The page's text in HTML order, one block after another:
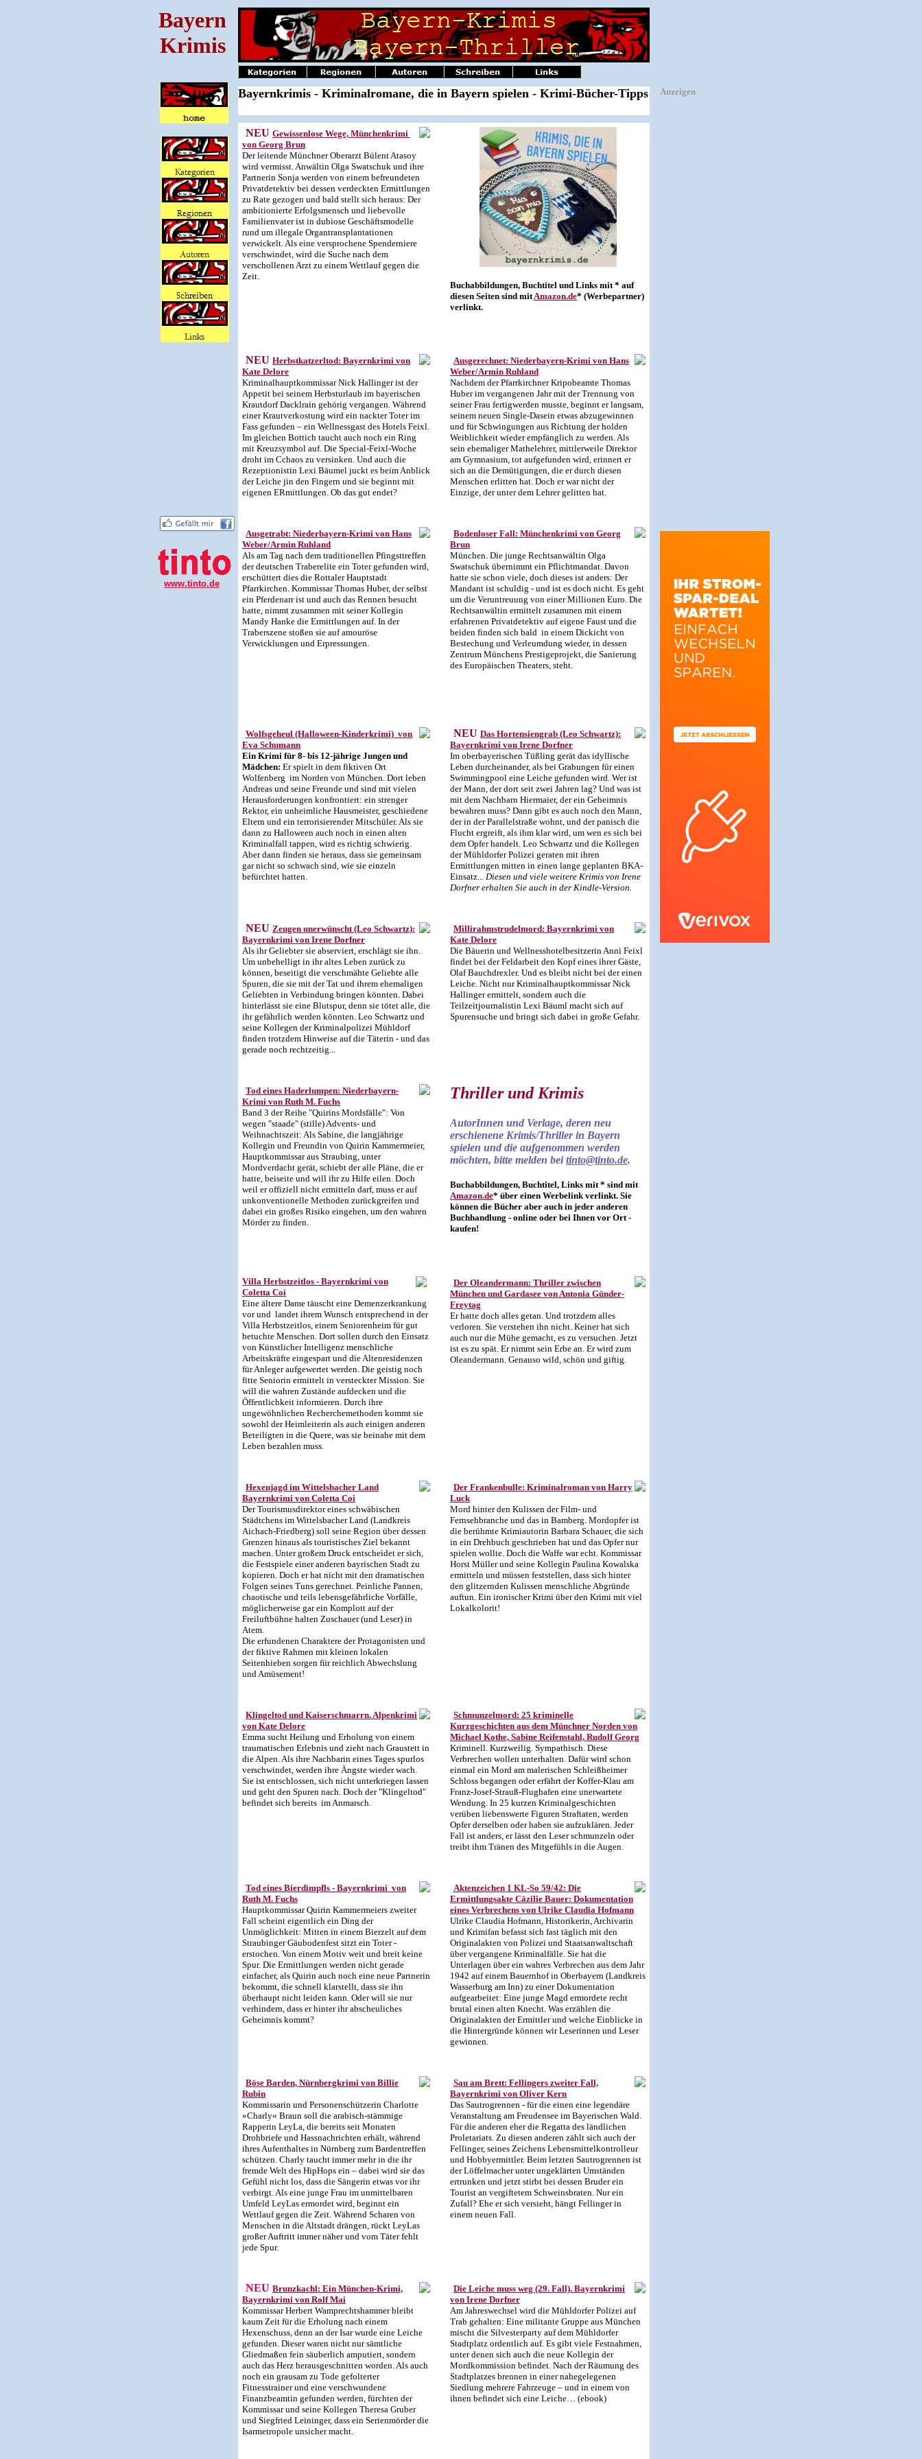
Bayern
Krimis
www.tinto.de
Bayernkrimis - Kriminalromane, die in Bayern spielen - Krimi-Bücher-Tipps
NEU Gewissenlose Wege, Münchenkrimi
von Georg Brun
Der leitende Münchner Oberarzt Bülent Atasoy
wird vermisst. Anwältin Olga Swatschuk und ihre
Partnerin Sonja werden von einem befreundeten
Privatdetektiv bei dessen verdeckten Ermittlungen
zu Rate gezogen und bald stellt sich heraus: Der
ambitionierte Erfolgsmensch und liebevolle
Familienvater ist in dubiose Geschäftsmodelle
rund um illegale Organtransplantationen
verwickelt. Als eine versprochene Spenderniere
verschwindet, wird die Suche nach dem
verschollenen Arzt zu einem Wettlauf gegen die
Zeit.
Buchabbildungen, Buchtitel und Links mit * auf
diesen Seiten sind mit Amazon.de* (Werbepartner)
verlinkt.
NEU Herbstkatzerltod: Bayernkrimi von
Kate Delore
Kriminalhauptkommissar Nick Hallinger ist der
Appetit bei seinem Herbsturlaub im bayerischen
Krautdorf Dacklrain gehörig vergangen. Während
einer Krautverkostung wird ein nackter Toter im
Fass gefunden – ein Wellnessgast des Hotels Feixl.
Im gleichen Bottich taucht auch noch ein Ring
mit Kreuzsymbol auf. Die Special-Feixl-Woche
droht im Cchaos zu versinken. Und auch die
Rezeptionistin Lexi Bäumel juckt es beim Anblick
der Leiche jin den Fingern und sie beginnt mit
eigenen ERmittlungen. Ob das gut endet?
Ausgerechnet: Niederbayern-Krimi von Hans
Weber/Armin Ruhland
Nachdem der Pfarrkirchner Kripobeamte Thomas
Huber im vergangenen Jahr mit der Trennung von
seiner Frau fertigwerden musste, beginnt er langsam,
seinem neuen Single-Dasein etwas abzugewinnen
und für Schwingungen aus Richtung der holden
Weiblichkeit wieder empfänglich zu werden. Als
sein ehemaliger Mathelehrer, mittlerweile Direktor
am Gymnasium, tot aufgefunden wird, erinnert er
sich an die Demütigungen, die er durch diesen
Menschen erlitten hat. Doch er war nicht der
Einzige, der unter dem Lehrer gelitten hat.
Ausgetrabt: Niederbayern-Krimi von Hans
Weber/Armin Ruhland
Als am Tag nach dem traditionellen Pfingsttreffen
der deutschen Traberelite ein Toter gefunden wird,
erschüttert dies die Rottaler Hauptstadt
Pfarrkirchen. Kommissar Thomas Huber, der selbst
ein Pferdenarr ist und auch das Rennen besucht
hatte, nimmt zusammen mit seiner Kollegin
Mandy Hanke die Ermittlungen auf. In der
Traberszene stoßen sie auf amouröse
Verwicklungen und Erpressungen.
Bodenloser Fall: Münchenkrimi von Georg
Brun
München. Die junge Rechtsanwältin Olga
Swatschuk übernimmt ein Pflichtmandat. Davon
hatte sie schon viele, doch dieses ist anders: Der
Mandant ist schuldig - und ist es doch nicht. Es geht
um die Veruntreuung von einer Millionen Euro. Die
Rechtsanwältin ermittelt zusammen mit einem
erfahrenen Privatdetektiv auf eigene Faust und die
beiden finden sich bald in einem Dickicht von
Bestechung und Verleumdung wieder, in dessen
Zentrum Münchens Prestigeprojekt, die Sanierung
des Europäischen Theaters, steht.
Wolfsgeheul (Halloween-Kinderkrimi) von
Eva Schumann
Ein Krimi für 8- bis 12-jährige Jungen und
Mädchen: Er spielt in dem fiktiven Ort
Wolfenberg im Norden von München. Dort leben
Andreas und seine Freunde und sind mit vielen
Herausforderungen konfrontiert: ein strenger
Rektor, ein unheimliche Hausmeister, geschiedene
Eltern und ein terrorisierender Mitschüler. Als sie
dann zu Halloween auch noch in einen alten
Kriminalfall tappen, wird es richtig schwierig.
Aber dann finden sie heraus, dass sie gemeinsam
gar nicht so schwach sind, wie sie einzeln
befürchtet hatten.
NEU Das Hortensiengrab (Leo Schwartz):
Bayernkrimi von Irene Dorfner
Im oberbayerischen Tüßling gerät das idyllische
Leben durcheinander, als bei Grabungen für einen
Swimmingpool eine Leiche gefunden wird. Wer ist
der Mann, der dort seit zwei Jahren lag? Und was ist
mit dem Nachbarn Hiermaier, der ein Geheimnis
bewahren muss? Dann gibt es auch noch den Mann,
der in der Parallelstraße wohnt, und der panisch die
Flucht ergreift, als ihm klar wird, um wen es sich bei
dem Opfer handelt. Leo Schwartz und die Kollegen
der Mühldorfer Polizei geraten mit ihren
Ermittlungen mitten in einen lange geplanten BKA-
Einsatz... Diesen und viele weitere Krimis von Irene
Dorfner erhalten Sie auch in der Kindle-Version.
NEU Zeugen unerwünscht (Leo Schwartz):
Bayernkrimi von Irene Dorfner
Als ihr Geliebter sie abserviert, erschlägt sie ihn.
Um unbehelligt in ihr altes Leben zurück zu
können, beseitigt die verschmähte Geliebte alle
Spuren, die sie mit der Tat und ihrem ehemaligen
Geliebten in Verbindung bringen könnten. Dabei
hinterlässt sie eine Blutspur, denn sie tötet alle, die
ihr gefährlich werden könnten. Leo Schwartz und
seine Kollegen der Kriminalpolizei Mühldorf
finden trotzdem Hinweise auf die Täterin - und das
gerade noch rechtzeitig...
Millirahmstrudelmord: Bayernkrimi von
Kate Delore
Die Bäuerin und Wellnesshotelbesitzerin Anni Feixl
findet bei der Feldarbeit den Kopf eines ihrer Gäste,
Olaf Bauchdrexler. Und es bleibt nicht bei der einen
Leiche. Nicht nur Kriminalhauptkommissar Nick
Hallinger ermittelt, sondern auch die
Teilzeitjournalistin Lexi Bäuml macht sich auf
Spurensuche und bringt sich dabei in große Gefahr.
Tod eines Haderlumpen: Niederbayern-
Krimi von Ruth M. Fuchs
Band 3 der Reihe "Quirins Mordsfälle": Von
wegen "staade" (stille) Advents- und
Weihnachtszeit: Als Sabine, die langjährige
Kollegin und Freundin von Quirin Kammermeier,
Hauptkommissar aus Straubing, unter
Mordverdacht gerät, schiebt der alle Pläne, die er
hatte, beiseite und will ihr zu Hilfe eilen. Doch
weil er offiziell nicht ermitteln darf, muss er auf
unkonventionelle Methoden zurückgreifen und
dabei ein großes Risiko eingehen, um den wahren
Mörder zu finden.
Thriller und Krimis
AutorInnen und Verlage, deren neu
erschienene Krimis/Thriller in Bayern
spielen und die aufgenommen werden
möchten, bitte melden beitinto@tinto.de.
Buchabbildungen, Buchtitel, Links mit * sind mit
Amazon.de* über einen Werbelink verlinkt. Sie
können die Bücher aber auch in jeder anderen
Buchhandlung - online oder bei Ihnen vor Ort -
kaufen!
Villa Herbstzeitlos - Bayernkrimi von
Coletta Coi
Eine ältere Dame täuscht eine Demenzerkrankung
vor und landet ihrem Wunsch entsprechend in der
Villa Herbstzeitlos, einem Seniorenheim für gut
betuchte Menschen. Dort sollen durch den Einsatz
von Künstlicher Intelligenz menschliche
Arbeitskräfte eingespart und die Altenresidenzen
für Anleger aufgewertet werden. Die geistig noch
fitte Seniorin ermittelt in versteckter Mission. Sie
will die wahren Zustände aufdecken und die
Öffentlichkeit informieren. Durch ihre
ungewöhnlichen Recherchemethoden kommt sie
sowohl der Heimleiterin als auch einigen anderen
Beteiligten in die Quere, was sie beinahe mit dem
Leben bezahlen muss.
Der Oleandermann: Thriller zwischen
München und Gardasee von Antonia Günder-
Freytag
Er hatte doch alles getan. Und trotzdem alles
verloren. Sie verstehen ihn nicht. Keiner hat sich
auch nur die Mühe gemacht, es zu versuchen. Jetzt
ist es zu spät. Er nimmt sein Erbe an. Er wird zum
Oleandermann. Genauso wild, schön und giftig.
Hexenjagd im Wittelsbacher Land
Bayernkrimi von Coletta Coi
Der Tourismusdirektor eines schwäbischen
Städtchens im Wittelsbacher Land (Landkreis
Aichach-Friedberg) soll seine Region über dessen
Grenzen hinaus als touristisches Ziel bekannt
machen. Unter großem Druck entscheidet er sich,
die Festspiele einer anderen bayrischen Stadt zu
kopieren. Doch er hat nicht mit den dramatischen
Folgen seines Tuns gerechnet. Peinliche Pannen,
chaotische und teils lebensgefährliche Vorfälle,
möglicherweise gar ein Komplott auf der
Freiluftbühne halten Zuschauer (und Leser) in
Atem.
Die erfundenen Charaktere der Protagonisten und
der fiktive Rahmen mit kleinen lokalen
Seitenhieben sorgen für reichlich Abwechslung
und Amüsement!
Der Frankenbulle: Kriminalroman von Harry
Luck
Mord hinter den Kulissen der Film- und
Fernsehbranche und das in Bamberg. Mordopfer ist
die berühmte Krimiautorin Barbara Schauer, die sich
in ein Drehbuch geschrieben hat und das Opfer nur
spielen wollte. Doch die Waffe war echt. Kommissar
Horst Müller und seine Kollegin Paulina Kowalska
ermitteln und müssen feststellen, dass sich hinter
den glitzernden Kulissen menschliche Abgründe
auftun. Ein ironischer Krimi über den Krimi mit viel
Lokalkolorit!
Klingeltod und Kaiserschmarrn. Alpenkrimi
von Kate Delore
Emma sucht Heilung und Erholung von einem
traumatischen Erlebnis und zieht nach Graustett in
die Alpen. Als ihre Nachbarin eines Tages spurlos
verschwindet, werden ihre Ängste wieder wach.
Sie ist entschlossen, sich nicht unterkriegen lassen
und geht den Spuren nach. Doch der "Klingeltod"
befindet sich bereits im Anmarsch.
Schmunzelmord: 25 kriminelle
Kurzgeschichten aus dem Münchner Norden von
Michael Kothe, Sabine Reifenstahl, Rudolf Georg
Kriminell. Kurzweilig. Sympathisch. Diese
Verbrechen wollen unterhalten. Dafür wird schon
einmal ein Mord am malerischen Schleißheimer
Schloss begangen oder erfährt der Koffer-Klau am
Franz-Josef-Strauß-Flughafen eine unerwartete
Wendung. In 25 kurzen Kriminalgeschichten
verüben liebenswerte Figuren Straftaten, werden
Opfer derselben oder haben sie aufzuklären. Jeder
Fall ist anders, er lässt den Leser schmunzeln oder
treibt ihm Tränen des Mitgefühls in die Augen.
Tod eines Bierdimpfls - Bayernkrimi von
Ruth M. Fuchs
Hauptkommissar Quirin Kammermeiers zweiter
Fall scheint eigentlich ein Ding der
Unmöglichkeit: Mitten in einem Bierzelt auf dem
Straubinger Gäubodenfest sitzt ein Toter -
erstochen. Von einem Motiv weit und breit keine
Spur. Die Ermittlungen werden nicht gerade
einfacher, als Quirin auch noch eine neue Partnerin
bekommt, die schnell klarstellt, dass sie ihn
überhaupt nicht leiden kann. Oder will sie nur
verhindern, dass er hinter ihr abscheuliches
Geheimnis kommt?
Aktenzeichen 1 KL-So 59/42: Die
Ermittlungsakte Cäzilie Bauer: Dokumentation
eines Verbrechens von Ulrike Claudia Hofmann
Ulrike Claudia Hofmann, Historikerin, Archivarin
und Krimifan befasst sich fast täglich mit den
Originalakten von Polizei und Staatsanwaltschaft
über vergangene Kriminalfälle. Sie hat die
Unterlagen über ein wahres Verbrechen aus dem Jahr
1942 auf einem Bauernhof in Oberbayern (Landkreis
Wasserburg am Inn) zu einer Dokumentation
aufgearbeitet: Eine junge Magd ermordete recht
brutal einen alten Knecht. Was erzählen die
Originalakten der Ermittler und welche Einblicke in
die Hintergründe können wir Leserinnen und Leser
gewinnen.
Böse Barden, Nürnbergkrimi von Billie
Rubin
Kommissarin und Personenschützerin Charlotte
»Charly« Braun soll die arabisch-stämmige
Rapperin LeyLa, die bereits seit Monaten
Drohbriefe und Hassnachrichten erhält, während
ihres Aufenthaltes in Nürnberg zum Bardentreffen
schützen. Charly taucht immer mehr in die ihr
fremde Welt des HipHops ein – dabei wird sie das
Gefühl nicht los, dass die Sängerin etwas vor ihr
verbirgt. Als eine junge Frau im unmittelbaren
Umfeld LeyLas ermordet wird, beginnt ein
Wettlauf gegen die Zeit. Während Scharen von
Menschen in die Altstadt drängen, rückt LeyLas
großer Auftritt immer näher und vom Täter fehlt
jede Spur.
Sau am Brett: Fellingers zweiter Fall,
Bayernkrimi von Oliver Kern
Das Sautrogrennen - für die einen eine legendäre
Veranstaltung am Freudensee im Bayerischen Wald.
Für die anderen eher die Regatta des ländlichen
Proletariats. Zu diesen anderen zählt sich auch der
Fellinger, seines Zeichens Lebensmittelkontrolleur
und Hobbyermittler. Beim letzten Sautrogrennen ist
der Löffelmacher unter ungeklärten Umständen
ertrunken und jetzt stirbt bei dessen Bruder ein
Tourist an vergiftetem Schweinsbraten. Nur ein
Zufall? Ehe er sich versieht, hängt Fellinger in
einem neuen Fall.
NEU Brunzkachl: Ein München-Krimi,
Bayernkrimi von Rolf Mai
Kommissar Herbert Wamprechtshammer bleibt
kaum Zeit für die Erholung nach einem
Hexenschuss, denn an der Isar wurde eine Leiche
gefunden. Dieser waren nicht nur sämtliche
Gliedmaßen fein säuberlich amputiert, sondern
auch das Herz herausgeschnitten worden. Als auch
noch ein grausam zu Tode gefolterter
Fitnesstrainer und eine verschwundene
Finanzbeamtin gefunden werden, fürchten der
Kommissar und seine Kollegen Theresa Gruber
und Siegfried Leininger, dass ein Serienmörder die
Isarmetropole unsicher macht.
Die Leiche muss weg (29. Fall). Bayernkrimi
von Irene Dorfner
Am Jahreswechsel wird die Mühldorfer Polizei auf
Trab gehalten: Eine militante Gruppe aus München
mischt die Silvesterparty auf dem Mühldorfer
Stadtplatz ordentlich auf. Es gibt viele Festnahmen,
unter denen sich auch die neue Kollegin der
Mordkommission befindet. Nach der Räumung des
Stadtplatzes brennen in einer nahegelegenen
Siedlung mehrere Fahrzeuge – und in einem von
ihnen befindet sich eine Leiche… (ebook)
Anzeigen